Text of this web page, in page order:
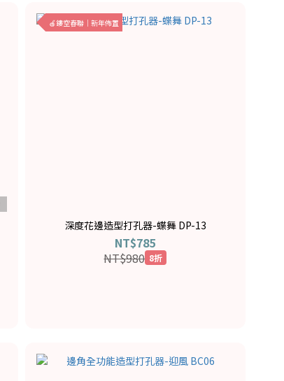
🍎鏤空春聯｜新年佈置
深度花邊造型打孔器-蝶舞 DP-13
NT$785
NT$980 8折